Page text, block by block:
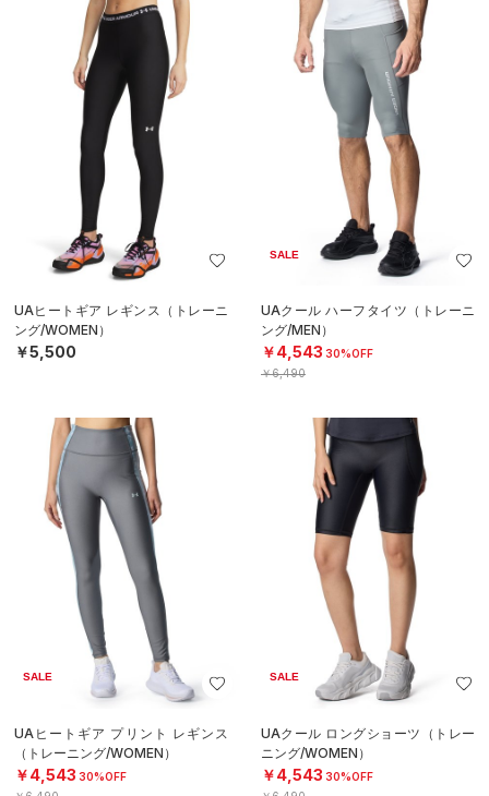
UAヒートギア レギンス（トレーニ
ング/WOMEN）
￥5,500
SALE
UAクール ハーフタイツ（トレーニ
ング/MEN）
￥4,543 30%OFF
￥6,490
SALE
UAヒートギア プリント レギンス
（トレーニング/WOMEN）
￥4,543 30%OFF
SALE
UAクール ロングショーツ（トレー
ニング/WOMEN）
￥4,543 30%OFF